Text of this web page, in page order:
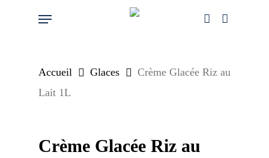
Menu
Accueil Glaces
Crème Glacée Riz au
Lait 1L
Crème Glacée Riz au